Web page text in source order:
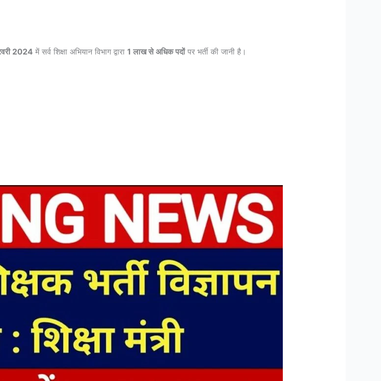
2024 में सर्व शिक्षा अभियान विभाग द्वारा 1 लाख से अधिक पदोंपर भर्ती की जानी है।